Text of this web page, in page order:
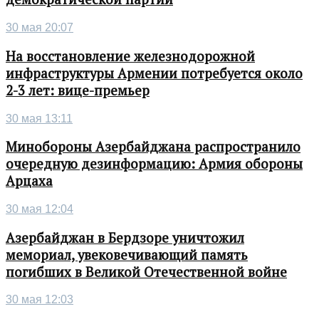
30 мая 20:07
На восстановление железнодорожной
инфраструктуры Армении потребуется около
2-3 лет: вице-премьер
30 мая 13:11
Минобороны Азербайджана распространило
очередную дезинформацию: Армия обороны
Арцаха
30 мая 12:04
Азербайджан в Бердзоре уничтожил
мемориал, увековечивающий память
погибших в Великой Отечественной войне
30 мая 12:03